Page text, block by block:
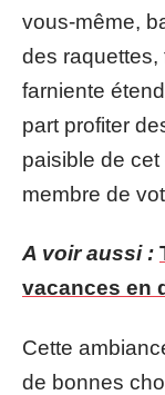
vous-même,
des raquettes,
farniente
part profiter
paisible de
membre de
A voir aussi :
vacances en
Cette
de bonnes